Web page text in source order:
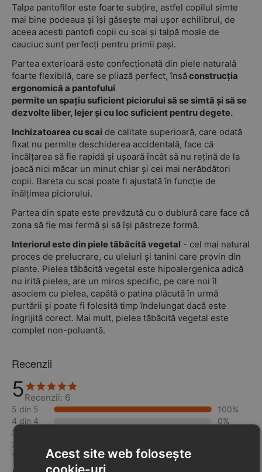
Talpa pantofilor este foarte subțire, astfel copilul simte
mai bine podeaua și își găsește mai ușor echilibrul, de
aceea acesti pantofi copii cu scai și talpă moale de
cauciuc sunt perfecți pentru primii pași.
Partea exterioară este confecționată din piele naturală
foarte flexibilă, care se pliază perfect, însăconstrucția
ergonomică a pantofului
permite un spațiu suficient piciorului să se simtă și să se
dezvolte liber, lejer și cu loc suficient pentru degete.
Inchizatoarea cu scai de calitate superioară, care odată
fixat nu permite deschiderea accidentală, face că
încălțarea să fie rapidă și ușoară încât să nu rețină de la
joacă nici măcar un minut chiar și cei mai nerăbdători
copii. Bareta cu scai poate fi ajustată în funcție de
înălțimea piciorului.
Partea din spate este prevăzută cu o dublură care face că
zona să fie mai fermă și să își păstreze formă.
Interiorul este din piele tăbăcită vegetal - cel mai natural
proces de prelucrare, cu uleiuri și tanini care provin din
plante. Pielea tăbăcită vegetal este hipoalergenica adică
nu irită pielea, are un miros specific, pe care noi îl
asociem cu pielea, capătă o patina plăcută în urmă
purtării și poate fi folosită timp îndelungat dacă este
îngrijită corect. Mai mult, pielea tăbăcită vegetal este
complet non-poluantă.
Recenzii
5Recenzii: 6
5 din 5
100%
4 din 4
0%
3 din 3
2 din 2
1 din 1
Acest site web folosește
cookie-uri